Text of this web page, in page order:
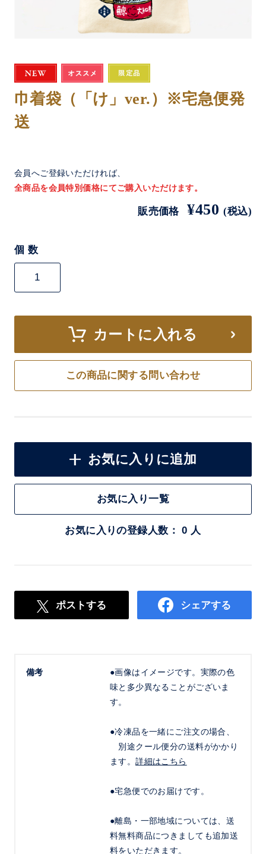
巾着袋（「け」ver.）※宅急便発
送
会員へご登録いただければ、
全商品を会員特別価格にてご購入いただけます。
販売価格 ¥450(税込)
個 数
カートに入れる
この商品に関する問い合わせ
お気に入りに追加
お気に入り一覧
お気に入りの登録人数： 0 人
ポストする シェアする
備考
●画像はイメージです。実際の色
味と多少異なることがございま
す。
●冷凍品を一緒にご注文の場合、
別途クール便分の送料がかかり
ます。詳細はこちら
●宅急便でのお届けです。
●離島・一部地域については、送
料無料商品につきましても追加送
料をいただきます。